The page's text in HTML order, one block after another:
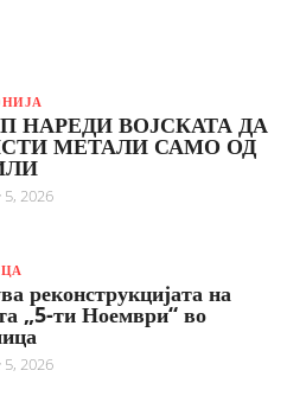
НАРЕДИ ВОЈСКАТА ДА
МЕТАЛИ САМО ОД
5, 2026
реконструкцијата на
„5-ти Ноември“ во
5, 2026